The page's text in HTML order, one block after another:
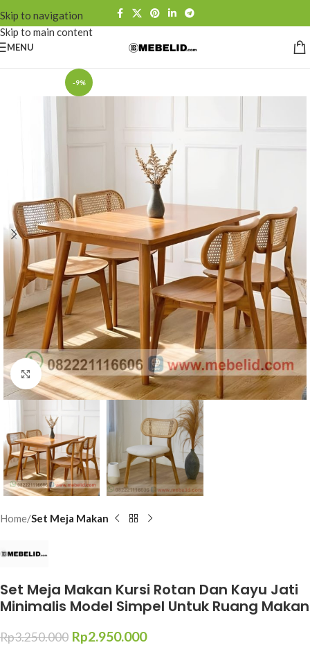
Skip to navigation
Skip to main content
MENU
-9%
Click to enlarge
Home Set Meja Makan
Set Meja Makan Kursi Rotan Dan Kayu Jati
Minimalis Model Simpel Untuk Ruang Makan
Rp3.250.000 Rp2.950.000